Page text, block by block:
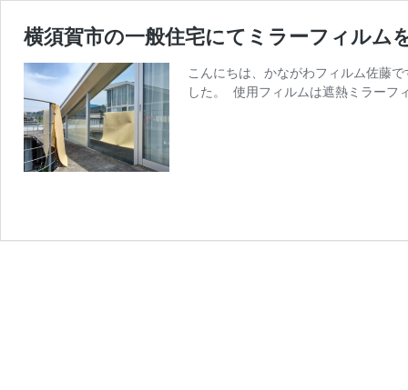
横須賀市の一般住宅にてミラーフィルム
こんにちは、かながわフィルム佐藤
した。⁡ ⁡⁡ ⁡使用フィルムは⁡遮熱ミラー